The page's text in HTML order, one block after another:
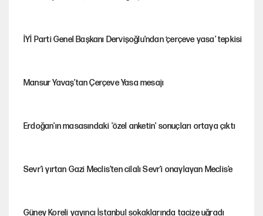
İYİ Parti Genel Başkanı Dervişoğlu'ndan ‘çerçeve yasa’ tepkisi
Mansur Yavaş’tan Çerçeve Yasa mesajı
Erdoğan'ın masasındaki 'özel anketin' sonuçları ortaya çıktı
Sevr’i yırtan Gazi Meclis’ten cilalı Sevr’i onaylayan Meclis’e
Güney Koreli yayıncı İstanbul sokaklarında tacize uğradı